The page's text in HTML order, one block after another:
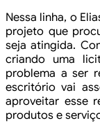
Nessa linha, o
projeto que
seja atingida.
criando uma
problema a ser
escritório vai
aproveitar esse
produtos e